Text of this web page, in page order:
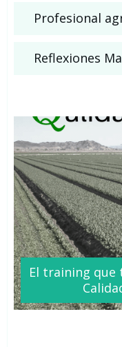
Profesional
Reflexiones
El training que